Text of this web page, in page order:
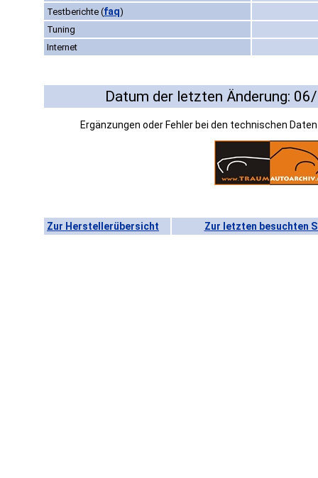
Testberichte (faq)
Tuning
Internet
Datum der letzten Änderung:
Ergänzungen oder Fehler bei den technischen
Zur Herstellerübersicht Zur letzten besuchten